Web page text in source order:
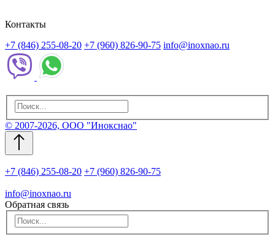
Контакты
+7 (846) 255-08-20 +7 (960) 826-90-75 info@inoxnao.ru
© 2007-2026, ООО "Инокснао"
+7 (846) 255-08-20 +7 (960) 826-90-75
info@inoxnao.ru
Обратная связь